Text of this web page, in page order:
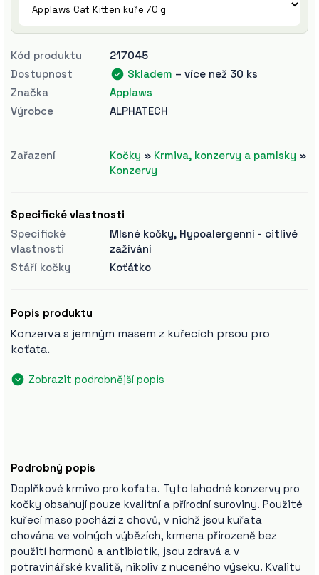
Kód produktu
217045
Dostupnost
Skladem – více než 30 ks
Značka
Applaws
Výrobce
ALPHATECH
Zařazení Kočky » Krmiva, konzervy a pamlsky »
Konzervy
Specifické vlastnosti
Specifické
vlastnosti
Mlsné kočky, Hypoalergenní - citlivé
zažívání
Stáří kočky
Koťátko
Popis produktu
Konzerva s jemným masem z kuřecích prsou pro
koťata.
Zobrazit podrobnější popis
Podrobný popis
Doplňkové krmivo pro koťata. Tyto lahodné konzervy pro
kočky obsahují pouze kvalitní a přírodní suroviny. Použité
kuřecí maso pochází z chovů, v nichž jsou kuřata
chována ve volných výbězích, krmena přirozeně bez
použití hormonů a antibiotik, jsou zdravá a v
potravinářské kvalitě, nikoliv z nuceného výseku. Kvalitu